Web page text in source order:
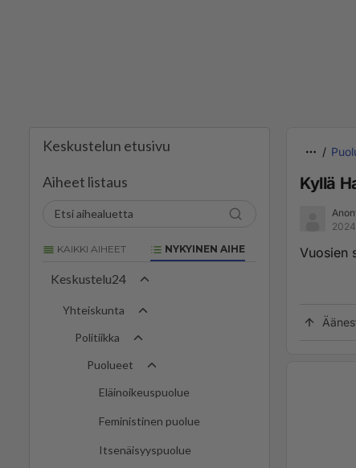
Keskustelun etusivu
Aiheet listaus
KAIKKI AIHEET NYKYINEN AIHE
Keskustelu24
Yhteiskunta
Politiikka
Puolueet
Eläinoikeuspuolue
Feministinen puolue
Itsenäisyyspuolue
Kyllä
Vuosien